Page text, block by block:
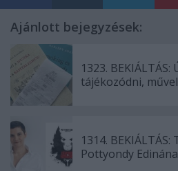
Ajánlott bejegyzések:
1323. BEKIÁLTÁS:
tájékozódni,
1314.
Pottyondy